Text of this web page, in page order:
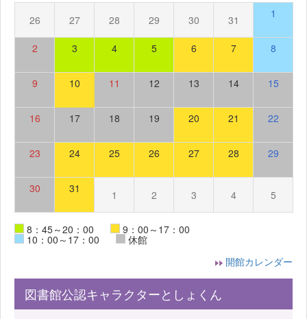
26 27 28 29 30 31 1
2 3 4 5 6 7 8
9 10 11 12 13 14 15
16 17 18 19 20 21 22
23 24 25 26 27 28 29
30 31 1 2 3 4 5
8：45～20：00 9：00～17：00
10：00～17：00
休館
開館カレンダー
図書館公認キャラクターとしょくん